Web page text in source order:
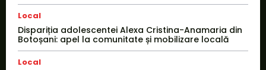
Local
Dispariția adolescentei Alexa Cristina-Anamaria din
Botoșani: apel la comunitate și mobilizare locală
Local